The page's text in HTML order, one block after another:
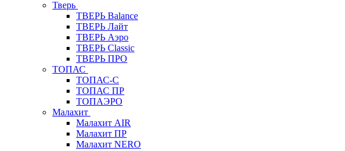
Тверь
ТВЕРЬ Balance
ТВЕРЬ Лайт
ТВЕРЬ Аэро
ТВЕРЬ Classic
ТВЕРЬ ПРО
ТОПАС
ТОПАС-С
ТОПАС ПР
ТОПАЭРО
Малахит
Малахит AIR
Малахит ПР
Малахит NERO